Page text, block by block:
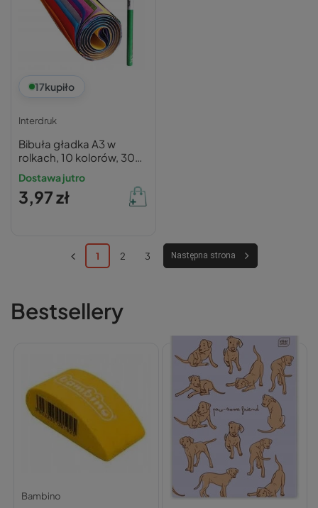
17kupiło
Interdruk
Bibuła gładka A3 w
rolkach, 10 kolorów, 30
cm | Interdruk
Dostawa jutro
3,97 zł
1 2 3 Następna strona
Bestsellery
Bambino Interdruk